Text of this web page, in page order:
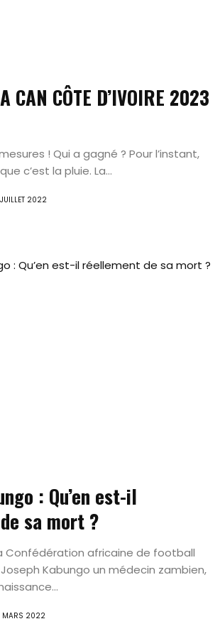
CAN CÔTE D’IVOIRE 2023
! Qui a gagné ? Pour l’instant,
c’est la pluie. La...
2022
: Qu’en est-il
sa mort ?
Confédération africaine de football
Joseph Kabungo un médecin zambien,
MARS 2022